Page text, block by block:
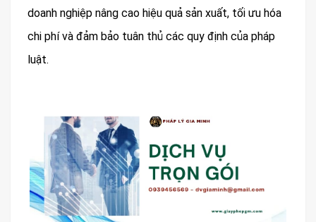
doanh nghiệp nâng cao hiệu quả sản xuất, tối ưu hóa
chi phí và đảm bảo tuân thủ các quy định của pháp
luật.